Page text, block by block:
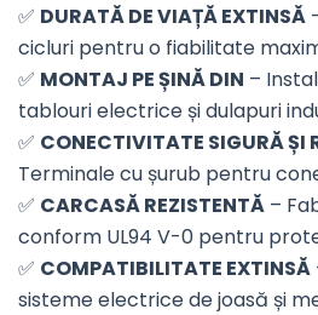
✅ DURATĂ DE VIAȚĂ EXTINSĂ
cicluri pentru o fiabilitate
✅ MONTAJ PE ȘINĂ DIN –
tablouri electrice și dulapuri
✅ CONECTIVITATE SIGURĂ ȘI
Terminale cu șurub pentru
✅ CARCASĂ REZISTENTĂ –
conform UL94 V-0 pentru
✅ COMPATIBILITATE EXTINSĂ
sisteme electrice de joasă și